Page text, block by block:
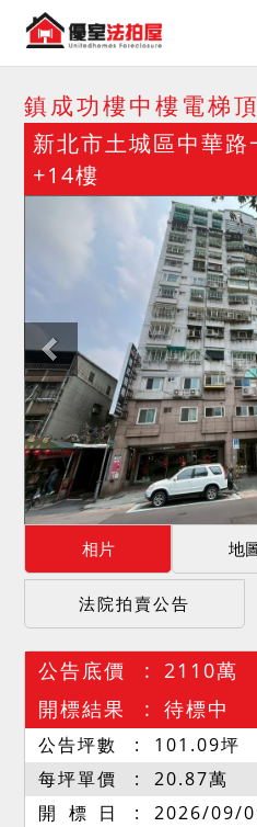
鎮成功樓中樓電梯
新北市土城區中華
+14樓
相片 地
法院拍賣公告
公告底價
2110萬
開標結果
待標中
公告坪數 101.09坪
每坪單價
20.87萬
開 標 日
2026/09/